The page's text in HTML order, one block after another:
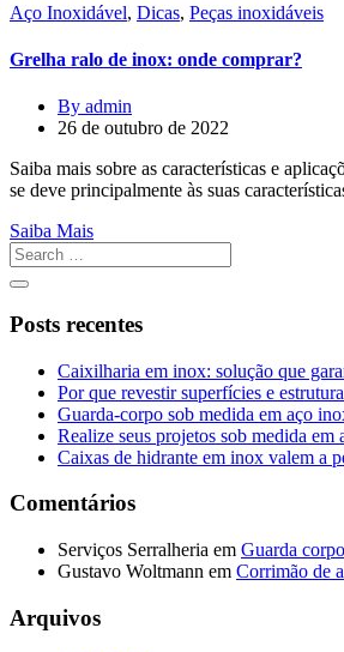
Aço Inoxidável, Dicas, Peças inoxidáveis
Grelha ralo de inox: onde comprar?
By admin
26 de outubro de 2022
Saiba mais sobre as características e
se deve principalmente às suas
Saiba Mais
Posts recentes
Caixilharia em inox: solução que
Por que revestir superfícies e
Guarda-corpo sob medida em aço
Realize seus projetos sob medida
Caixas de hidrante em inox valem a
Comentários
Serviços Serralheria em Guarda
Gustavo Woltmann em Corrimão de
Arquivos